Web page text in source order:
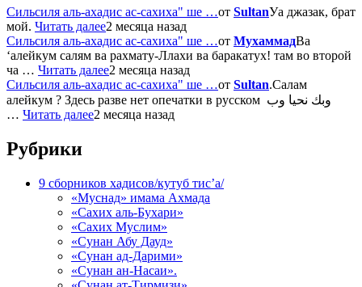
Сильсиля аль-ахадис ас-сахиха" ше …от SultanУа джазак, брат
мой. Читать далее2 месяца назад
Сильсиля аль-ахадис ас-сахиха" ше …от МухаммадВа
‘алейкум салям ва рахмату-Ллахи ва баракатух! там во второй
ча … Читать далее2 месяца назад
Сильсиля аль-ахадис ас-сахиха" ше …от Sultan.Салам
алейкум ? Здесь разве нет опечатки в русском وبك نحيا وب
… Читать далее2 месяца назад
Рубрики
9 сборников хадисов/кутуб тис’а/
«Муснад» имама Ахмада
«Сахих аль-Бухари»
«Сахих Муслим»
«Сунан Абу Дауд»
«Сунан ад-Дарими»
«Сунан ан-Насаи».